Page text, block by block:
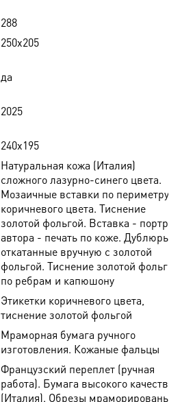
288
250х205
да
2025
240х195
Натуральная кожа (Италия)
сложного лазурно-синего цвета.
Мозаичные вставки по периметру
коричневого цвета. Тиснение
золотой фольгой. Вставка - портрет
автора - печать по коже. Дублюры,
откатанные вручную с золотой
фольгой. Тиснение золотой фольгой
по ребрам и капюшону
Этикетки коричневого цвета,
тиснение золотой фольгой
Мраморная бумага ручного
изготовления. Кожаные фальцы
Французский переплет (ручная
работа). Бумага высокого качества
(Италия). Обрезы мраморированы